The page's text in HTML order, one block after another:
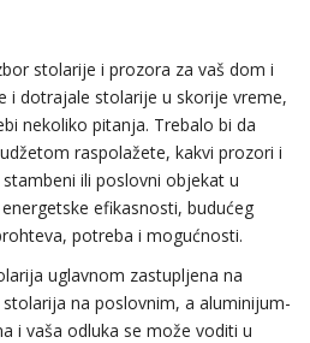
stolarije i prozora za vaš dom i
i dotrajale stolarije u skorije vreme,
nekoliko pitanja. Trebalo bi da
raspolažete, kakvi prozori i
ili poslovni objekat u
efikasnosti, budućeg
potreba i mogućnosti.
uglavnom zastupljena na
na poslovnim, a aluminijum-
i vaša odluka se može voditi u